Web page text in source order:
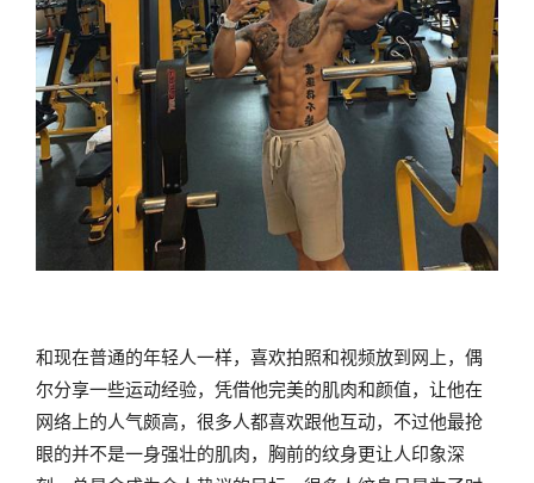
和现在普通的年轻人一样，喜欢拍照和视频放到网上，偶
尔分享一些运动经验，凭借他完美的肌肉和颜值，让他在
网络上的人气颇高，很多人都喜欢跟他互动，不过他最抢
眼的并不是一身强壮的肌肉，胸前的纹身更让人印象深